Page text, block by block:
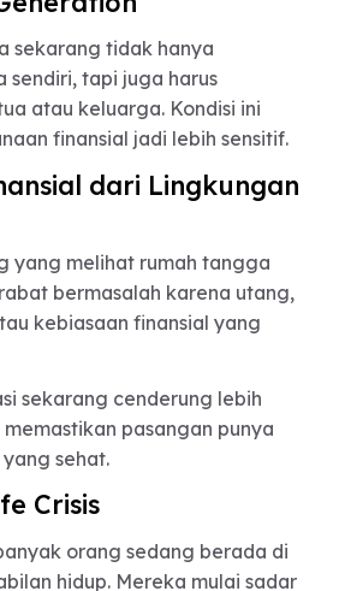
kenapa topik ini makin
Gen Z dan milenial.
Makin Tinggi
kebutuhan hidup makin
semakin terasa. Banyak
saat memilih pasangan
Generation
sekarang tidak hanya
sendiri, tapi juga harus
tua atau keluarga. Kondisi ini
finansial jadi lebih
dari